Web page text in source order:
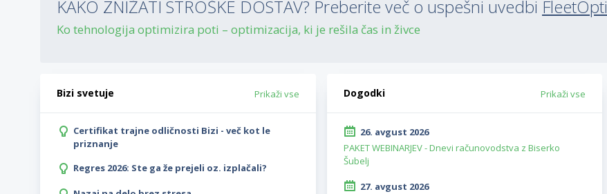
KAKO ZNIŽATI STROŠKE DOSTAV? Preberite več o uspešni uvedbi FleetOpti
Ko tehnologija optimizira poti – optimizacija, ki je rešila čas in živce
Bizi svetuje Prikaži vse
Certifikat trajne odličnosti Bizi - več kot le
priznanje
Regres 2026: Ste ga že prejeli oz. izplačali?
Dogodki Prikaži vse
26. avgust 2026
PAKET WEBINARJEV - Dnevi računovodstva z Biserko
Šubelj
27. avgust 2026